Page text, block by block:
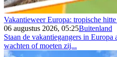
Vakantieweer Europa: tropische
06 augustus 2026, 05:25Buitenland
Staan de vakantiegangers in Europa
wachten of moeten zij...